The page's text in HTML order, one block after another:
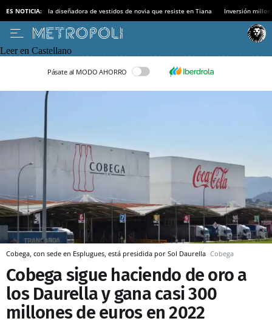
ES NOTICIA: la diseñadora de vestidos de novia que resiste en Tiana Inversión
Leer en Castellano
Pásate al MODO AHORRO
Cobega, con sede en Esplugues, está presidida por Sol Daurella Cobega
Cobega sigue haciendo de oro a
los Daurella y gana casi 300
millones de euros en 2022